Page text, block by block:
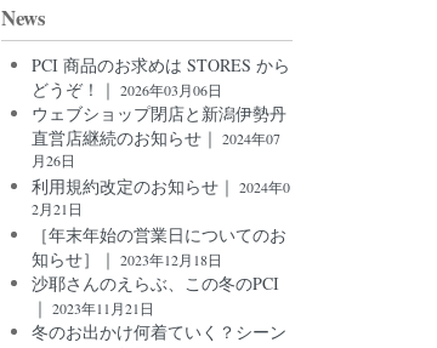
News
PCI 商品のお求めは STORES から
どうぞ！｜ 2026年03月06日
ウェブショップ閉店と新潟伊勢丹
直営店継続のお知らせ｜ 2024年07
月26日
利用規約改定のお知らせ｜ 2024年0
2月21日
［年末年始の営業日についてのお
知らせ］｜ 2023年12月18日
沙耶さんのえらぶ、この冬のPCI
｜ 2023年11月21日
冬のお出かけ何着ていく？シーン